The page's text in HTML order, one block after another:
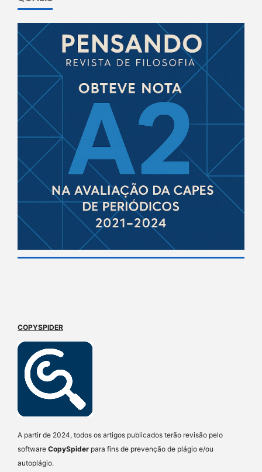
COPYSPIDER
A partir de 2024, todos os artigos publicados terão revisão pelo
software CopySpider para fins de prevenção de plágio e/ou
autoplágio.